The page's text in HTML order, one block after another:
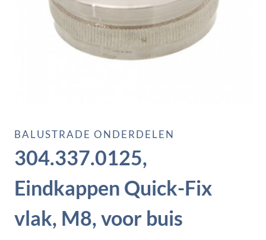
BALUSTRADE ONDERDELEN
304.337.0125,
Eindkappen Quick-Fix
vlak, M8, voor buis